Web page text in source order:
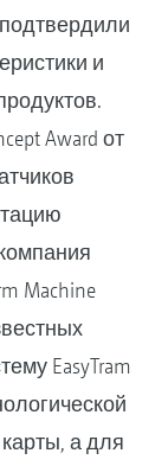
и
Award от
Machine
EasyTram
а для